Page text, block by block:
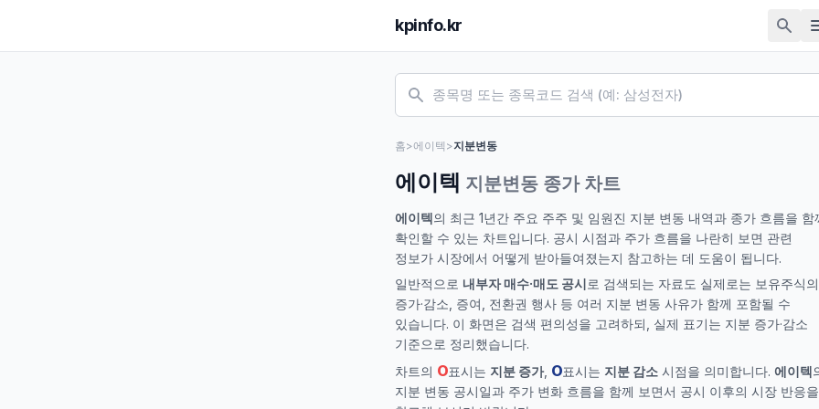
kpinfo.kr
홈>에이텍 >지분변동
에이텍 지분변동 종가 차트
에이텍의 최근 1년간 주요 주주 및 임원진 지분 변동 내역과 종가 흐름을 함
확인할 수 있는 차트입니다. 공시 시점과 주가 흐름을 나란히 보면 관련
정보가 시장에서 어떻게 받아들여졌는지 참고하는 데 도움이 됩니다.
일반적으로 내부자 매수·매도 공시로 검색되는 자료도 실제로는 보유주식의
증가·감소, 증여, 전환권 행사 등 여러 지분 변동 사유가 함께 포함될 수
있습니다. 이 화면은 검색 편의성을 고려하되, 실제 표기는 지분 증가·감소
기준으로 정리했습니다.
차트의 O표시는 지분 증가, O표시는 지분 감소 시점을 의미합니다.에이텍
지분 변동 공시일과 주가 변화 흐름을 함께 보면서 공시 이후의 시장 반응을